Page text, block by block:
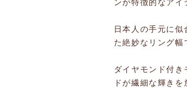
ンが特徴的なアイ
日本人の手元に
た絶妙なリング幅
ダイヤモンド付き
ドが繊細な輝きを